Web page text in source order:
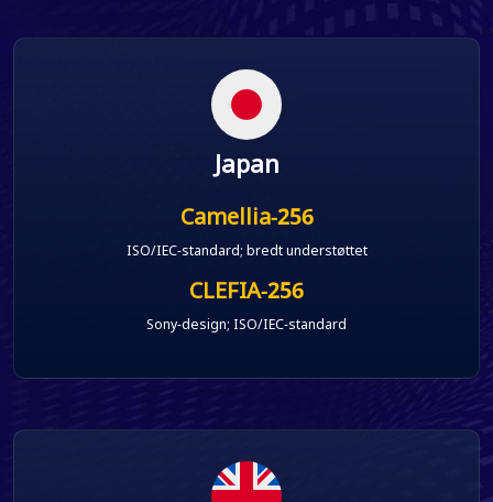
Japan
Camellia-256
ISO/IEC-standard; bredt understøttet
CLEFIA-256
Sony-design; ISO/IEC-standard